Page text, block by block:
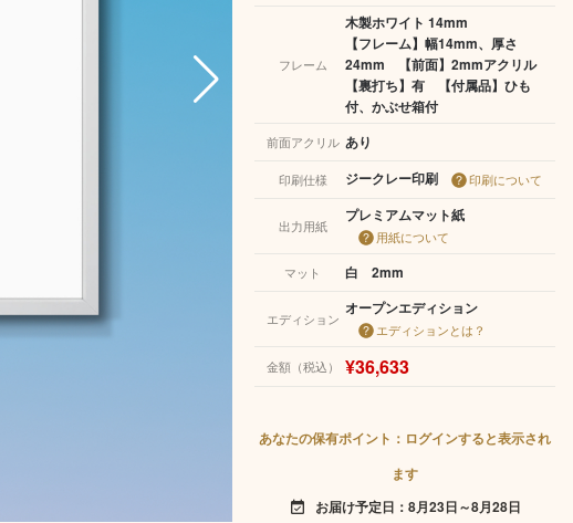
フレーム
木製ホワイト 14mm
【フレーム】幅14mm、厚さ
24mm 【前面】2mmアクリル
【裏打ち】有 【付属品】ひも
付、かぶせ箱付
前面アクリル あり
印刷仕様 ジークレー印刷 印刷について
出力用紙
プレミアムマット紙
用紙について
マット
白 2mm
エディション
オープンエディション
エディションとは？
金額（税込） ¥36,633
あなたの保有ポイント：ログインすると表示され
ます
event_available お届け予定日：8月23日～8月28日